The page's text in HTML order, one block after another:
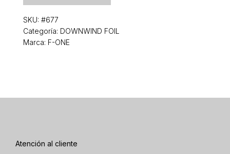
SKU: #677
Categoría: DOWNWIND FOIL
Marca: F-ONE
Atención al cliente